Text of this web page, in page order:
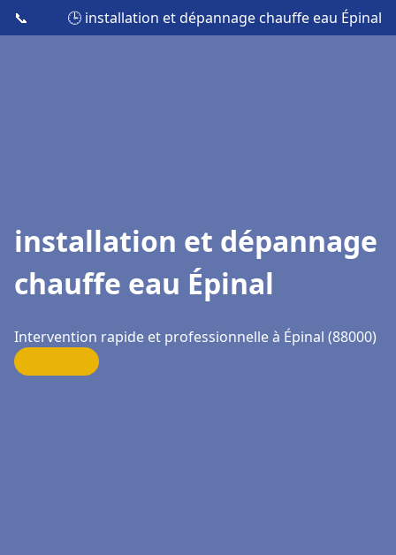
📞 🕒 installation et dépannage chauffe eau Épinal
installation et dépannage
chauffe eau Épinal
Intervention rapide et professionnelle à Épinal (88000)